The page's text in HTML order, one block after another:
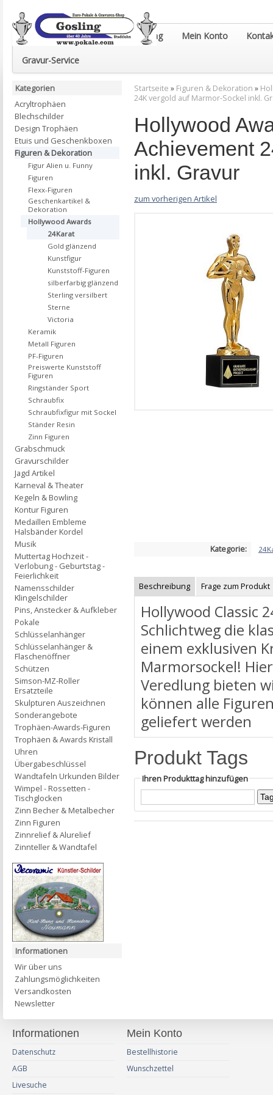
Euro-Pokale & Gravur-Shop Gosling Mein Konto
Gravur-Service
Startseite » Figuren & Dekoration »
24K vergold auf Marmor-Sockel inkl.
Hollywood
Achievement
inkl. Gravur
zum vorherigen Artikel
Kategorie:
Beschreibung Frage zum Produkt
Hollywood Classic
Schlichtweg die
einem exklusiven
Marmorsockel!
Veredlung bieten
können alle
geliefert werden
Produkt Tags
Ihren Produkttag hinzufügen
Kategorien
Acryltrophäen
Blechschilder
Design Trophäen
Etuis und Geschenkboxen
Figuren & Dekoration
Figur Alien u. Funny
Figuren
Flexx-Figuren
Geschenkartikel &
Dekoration
Hollywood Awards
24Karat
Gold glänzend
Kunstfigur
Kunststoff-Figuren
silberfarbig glänzend
Sterling versilbert
Sterne
Victoria
Keramik
Metall Figuren
PF-Figuren
Preiswerte Kunststoff
Figuren
Ringständer Sport
Schraubfix
Schraubfixfigur mit Sockel
Ständer Resin
Zinn Figuren
Grabschmuck
Gravurschilder
Jagd Artikel
Karneval & Theater
Kegeln & Bowling
Kontur Figuren
Medaillen Embleme
Halsbänder Kordel
Musik
Muttertag Hochzeit -
Verlobung - Geburtstag -
Feierlichkeit
Namensschilder
Klingelschilder
Pins, Anstecker & Aufkleber
Pokale
Schlüsselanhänger
Schlüsselanhänger &
Flaschenöffner
Schützen
Simson-MZ-Roller
Ersatzteile
Skulpturen Auszeichnen
Sonderangebote
Trophäen-Awards-Figuren
Trophäen & Awards Kristall
Uhren
Übergabeschlüssel
Wandtafeln Urkunden Bilder
Wimpel - Rossetten -
Tischglocken
Zinn Becher & Metalbecher
Zinn Figuren
Zinnrelief & Alurelief
Zinnteller & Wandtafel
Informationen
Wir über uns
Zahlungsmöglichkeiten
Versandkosten
Newsletter
Informationen
Datenschutz
AGB
Livesuche
Mein Konto
Bestellhistorie
Wunschzettel